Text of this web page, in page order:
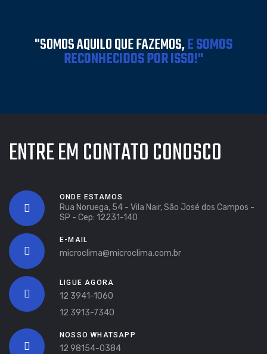
"SOMOS AQUILO QUE FAZEMOS,E SOMOS
RECONHECIDOS POR ISSO!"
ENTRE EM CONTATO CONOSCO
ONDE ESTAMOS
Rua Noruega, 54 - Vila Nair, São José dos Campos -
SP - Cep: 12231-140
E-MAIL
microclima@microclima.com.br
LIGUE AGORA
12 3941-1060
12 3913-7340
NOSSO WHATSAPP
12 98154-0384